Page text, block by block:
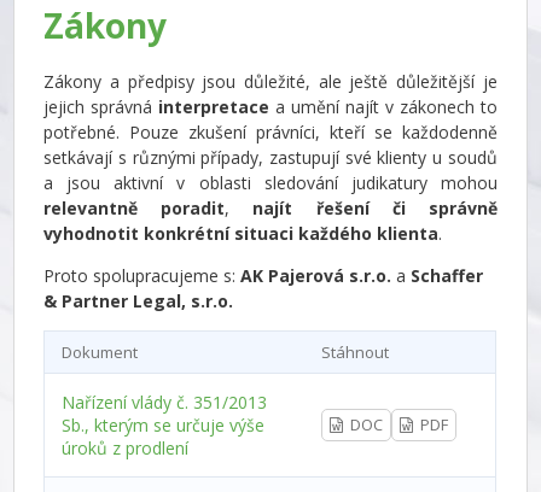
Zákony
Zákony a předpisy jsou důležité, ale ještě důležitější je
jejich správná interpretacea umění najít v zákonech to
potřebné. Pouze zkušení právníci, kteří se každodenně
setkávají s různými případy, zastupují své klienty u soudů
a jsou aktivní v oblasti sledování judikatury mohou
relevantně poradit, najít řešení či správně
vyhodnotit konkrétní situaci každého klienta.
Proto spolupracujeme s:AK Pajerová s.r.o. a Schaffer
& Partner Legal, s.r.o.
Dokument Stáhnout
Nařízení vlády č. 351/2013
Sb., kterým se určuje výše
úroků z prodlení
DOC PDF